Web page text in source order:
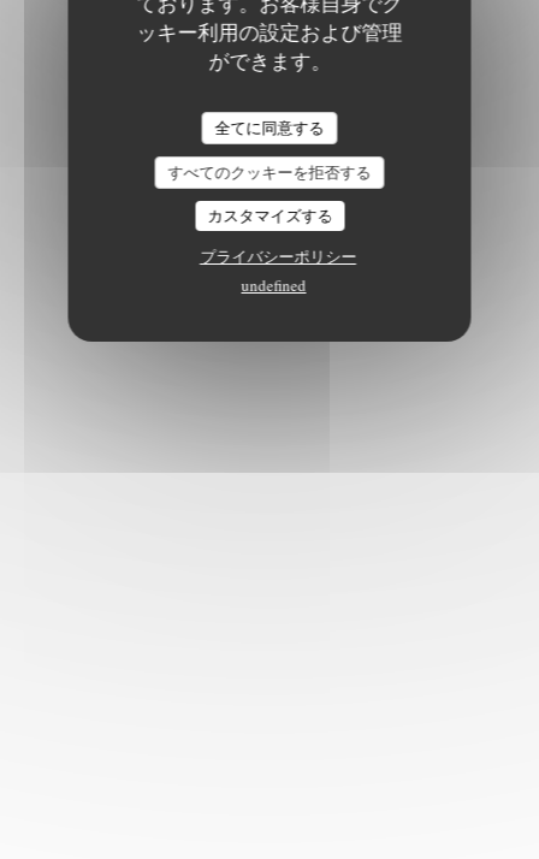
ッキー利用の設定および管理
ができます。
全てに同意する
すべてのクッキーを拒否する
カスタマイズする
プライバシーポリシー
undefined